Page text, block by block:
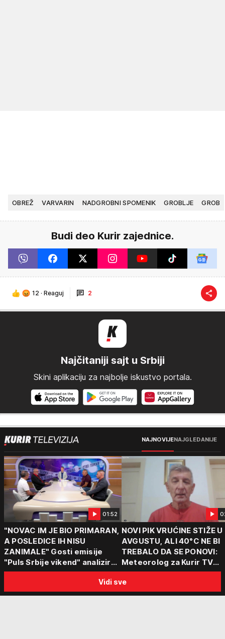
OBREŽ VARVARIN NADGROBNI SPOMENIK GROBLJE GROB
Budi deo Kurir zajednice.
12 · Reaguj 2
Najčitaniji sajt u Srbiji
Skini aplikaciju za najbolje iskustvo portala.
NAJNOVIJENAJGLEDANIJE
01:52
"NOVAC IM JE BIO PRIMARAN,
A POSLEDICE IH NISU
ZANIMALE" Gosti emisije
"Puls Srbije vikend" analizirali
slučajeve koji su potresli
Srbiju: Zločin se ne isplati
NOVI PIK VRUĆINE STIŽE U
AVGUSTU, ALI 40°C NE BI
TREBALO DA SE PONOVI:
Meteorolog za Kurir TV
objasnio šta nas čeka:
za ozbiljne padavine su
Vidi sve